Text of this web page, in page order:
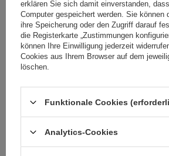
Peruzzo Firenze 2 E-Bike –
erklären Sie sich damit einverstanden,
Computer gespeichert werden. Sie können
ihre Speicherung oder den Zugriff darauf
die Registerkarte „Zustimmungen
können Ihre Einwilligung jederzeit
Cookies aus Ihrem Browser auf dem
löschen.
Funktionale Cookies
Analytics-Cookies